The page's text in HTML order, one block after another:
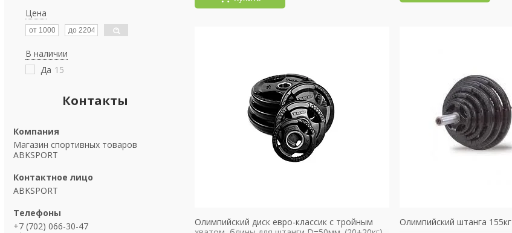
Цена
В наличии
Да 15
Контакты
Магазин спортивных товаров
ABKSPORT
ABKSPORT
+7 (702) 066-30-47
Олимпийский диск евро-классик с тройным
Олимпийский штанга 155кг